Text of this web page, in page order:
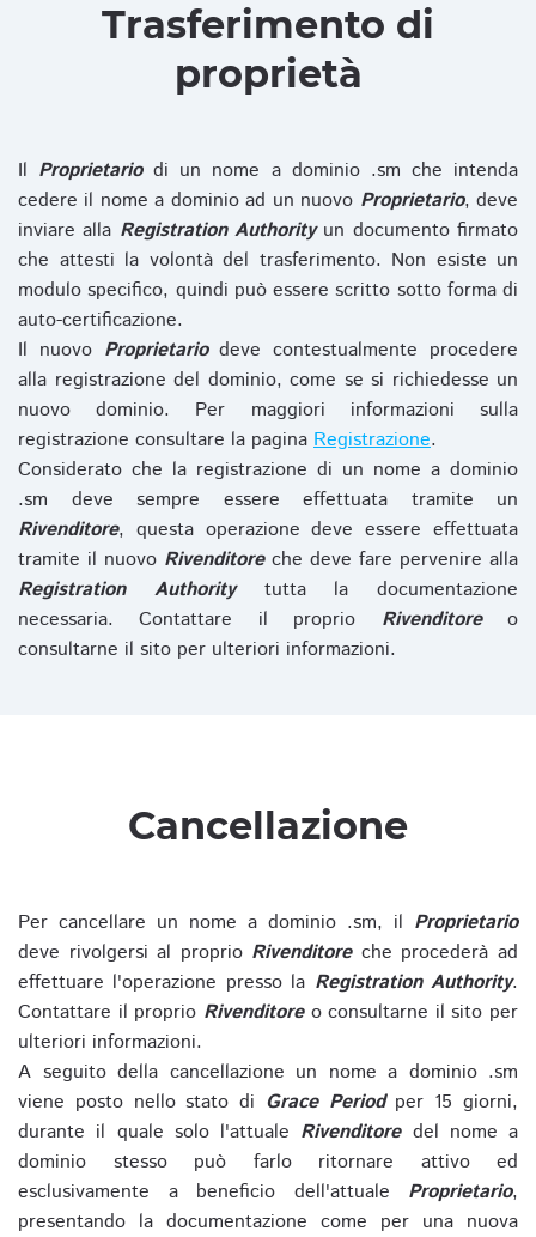
Trasferimento di
proprietà
Il Proprietariodi un nome a dominio .sm che intenda
cedere il nome a dominio ad un nuovo Proprietario, deve
inviare alla Registration Authorityun documento firmato
che attesti la volontà del trasferimento. Non esiste un
modulo specifico, quindi può essere scritto sotto forma di
auto-certificazione.
Il nuovo Proprietariodeve contestualmente procedere
alla registrazione del dominio, come se si richiedesse un
nuovo dominio. Per maggiori informazioni sulla
registrazione consultare la pagina Registrazione.
Considerato che la registrazione di un nome a dominio
.sm deve sempre essere effettuata tramite un
Rivenditore, questa operazione deve essere effettuata
tramite il nuovo Rivenditoreche deve fare pervenire alla
Registration Authoritytutta la documentazione
necessaria. Contattare il proprio Rivenditoreo
consultarne il sito per ulteriori informazioni.
Cancellazione
Per cancellare un nome a dominio .sm, il Proprietario
deve rivolgersi al proprio Rivenditoreche procederà ad
effettuare l'operazione presso la Registration Authority.
Contattare il proprio Rivenditoreo consultarne il sito per
ulteriori informazioni.
A seguito della cancellazione un nome a dominio .sm
viene posto nello stato di Grace Periodper 15 giorni,
durante il quale solo l'attuale Rivenditoredel nome a
dominio stesso può farlo ritornare attivo ed
esclusivamente a beneficio dell'attuale Proprietario,
presentando la documentazione come per una nuova